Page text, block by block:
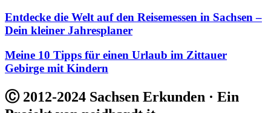
Entdecke die Welt auf den Reisemessen in Sachsen –
Dein kleiner Jahresplaner
Meine 10 Tipps für einen Urlaub im Zittauer
Gebirge mit Kindern
Ⓒ 2012-2024 Sachsen Erkunden · Ein